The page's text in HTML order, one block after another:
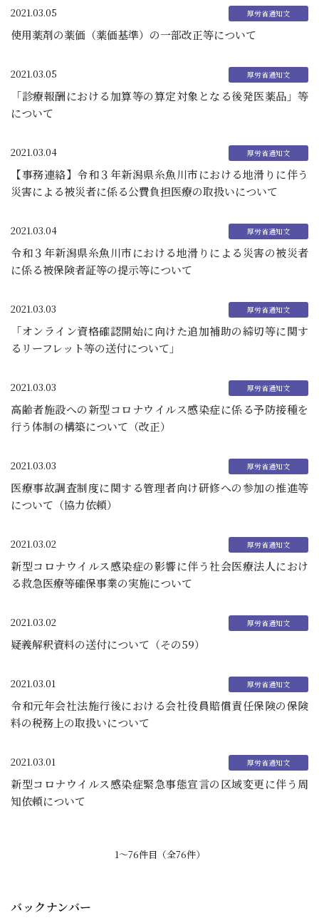
2021.03.05
使用薬剤の薬価（薬価基準）の一部改正等について
2021.03.05
「診療報酬における加算等の算定対象となる後発医薬品」等
について
2021.03.04
【事務連絡】令和３年新潟県糸魚川市における地滑りに伴う
災害による被災者に係る公費負担医療の取扱いについて
2021.03.04
令和３年新潟県糸魚川市における地滑りによる災害の被災者
に係る被保険者証等の提示等について
2021.03.03
「オンライン資格確認開始に向けた追加補助の締切等に関す
るリーフレット等の送付について」
2021.03.03
高齢者施設への新型コロナウイルス感染症に係る予防接種を
行う体制の構築について（改正）
2021.03.03
医療事故調査制度に関する管理者向け研修への参加の推進等
について（協力依頼）
2021.03.02
新型コロナウイルス感染症の影響に伴う社会医療法人におけ
る救急医療等確保事業の実施について
2021.03.02
疑義解釈資料の送付について（その59）
2021.03.01
令和元年会社法施行後における会社役員賠償責任保険の保険
料の税務上の取扱いについて
2021.03.01
新型コロナウイルス感染症緊急事態宣言の区域変更に伴う周
知依頼について
1〜76件目（全76件）
バックナンバー